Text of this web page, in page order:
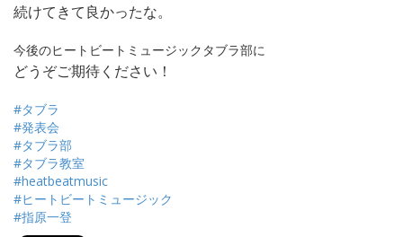
続けてきて良かったな。
今後のヒートビートミュージックタブラ部に
どうぞご期待ください！
#タブラ
#発表会
#タブラ部
#タブラ教室
#heatbeatmusic
#ヒートビートミュージック
#指原一登